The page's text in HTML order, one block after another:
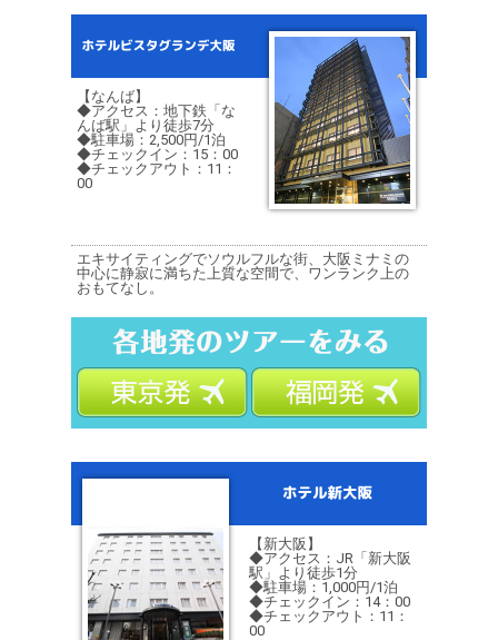
【なんば】
◆アクセス：地下鉄「な
んば駅」より徒歩7分
◆駐車場：2,500円/1泊
◆チェックイン：15：00
◆チェックアウト：11：
00
エキサイティングでソウルフルな街、大阪ミナミの
中心に静寂に満ちた上質な空間で、ワンランク上の
おもてなし。
【新大阪】
◆アクセス：JR「新大阪
駅」より徒歩1分
◆駐車場：1,000円/1泊
◆チェックイン：14：00
◆チェックアウト：11：
00